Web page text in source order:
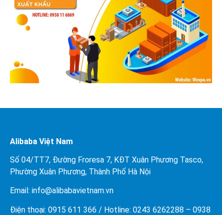
Alibaba Việt Nam
Số 04/TT7, Đường Froresa 7, KĐT Xuân Phương Tasco,
Phường Xuân Phương, Thành Phố Hà Nội
Email: info@alibabavietnam.vn
Điện thoại: 0915 611 366 / Hotline: 0243 6262288 – 0938